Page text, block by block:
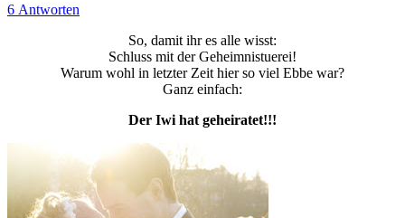
6 Antworten
So, damit ihr es alle wisst:
Schluss mit der Geheimnistuerei!
Warum wohl in letzter Zeit hier so viel Ebbe war?
Ganz einfach:
Der Iwi hat geheiratet!!!